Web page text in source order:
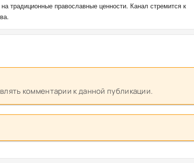
традиционные православные ценности. Канал стремится к
комментарии к данной публикации.